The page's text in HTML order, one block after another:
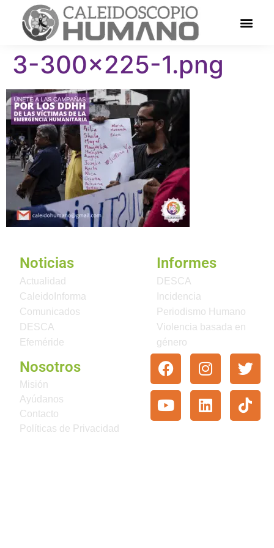
3-300×225-1.png
Noticias
Actualidad
CaleidoInforma
Comunicados
DESCA
Efeméride
Informes
DESCA
Incidencia
Periodismo Humano
Violencia basada en
género
Nosotros
Misión
Ayúdanos
Contacto
Políticas de Privacidad